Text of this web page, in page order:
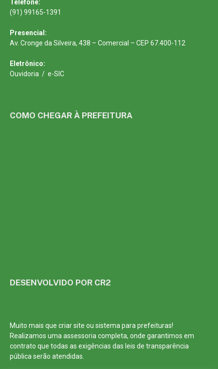
Telefone:
(91) 99165-1391
Presencial:
Av. Cronge da Silveira, 438 – Comercial – CEP 67.400-112
Eletrônico:
Ouvidoria / e-SIC
COMO CHEGAR À PREFEITURA
DESENVOLVIDO POR CR2
Muito mais que criar site ou sistema para prefeituras!
Realizamos uma assessoria completa, onde garantimos em
contrato que todas as exigências das leis de transparência
pública serão atendidas.